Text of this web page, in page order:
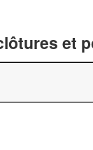
et